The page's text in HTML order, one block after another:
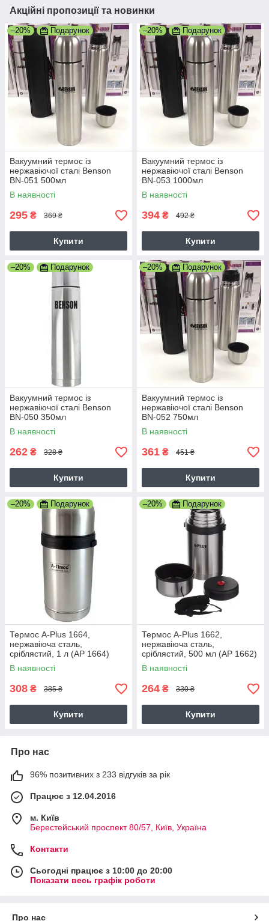
Акційні пропозиції та новинки
–20% Подарунок
Вакуумний термос із
нержавіючої сталі Benson
BN-051 500мл
В наявності
295 ₴ 369 ₴
Купити
–20% Подарунок
Вакуумний термос із
нержавіючої сталі Benson
BN-053 1000мл
В наявності
394 ₴ 492 ₴
Купити
–20% Подарунок
Вакуумний термос із
нержавіючої сталі Benson
BN-050 350мл
В наявності
262 ₴ 328 ₴
Купити
–20% Подарунок
Вакуумний термос із
нержавіючої сталі Benson
BN-052 750мл
В наявності
361 ₴ 451 ₴
Купити
–20% Подарунок
Термос A-Plus 1664,
нержавіюча сталь,
сріблястий, 1 л (AP 1664)
В наявності
308 ₴ 385 ₴
Купити
–20% Подарунок
Термос A-Plus 1662,
нержавіюча сталь,
сріблястий, 500 мл (AP 1662)
В наявності
264 ₴ 330 ₴
Купити
Про нас
96% позитивних з 233 відгуків за рік
Працює з 12.04.2016
м. Київ
Берестейський проспект 80/57, Київ, Україна
Контакти
Сьогодні працює з 10:00 до 20:00
Показати весь графік роботи
Про нас